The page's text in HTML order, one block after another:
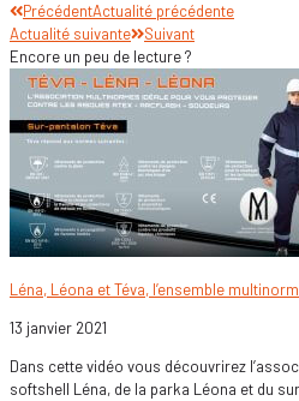
PrécédentActualité précédente
Actualité suivante
Suivant
Encore un peu de lecture ?
Léna, Léona et Téva, l’ensemble
13 janvier 2021
Dans cette vidéo vous découvrirez
softshell Léna, de la parka Léona et du